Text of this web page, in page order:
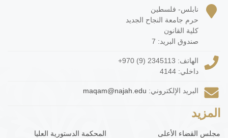
نابلس- فلسطين
حرم جامعة النجاح الجديد
كلية القانون
صندوق البريد: 7
الهاتف: +970 (9) 2345113
داخلي: 4144
البريد الإلكتروني: maqam@najah.edu
المزيد
مجلس القضاء الأعلى المحكمة الدستورية العليا